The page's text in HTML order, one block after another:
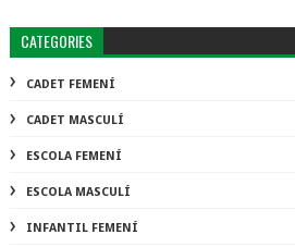
CATEGORIES
CADET FEMENÍ
CADET MASCULÍ
ESCOLA FEMENÍ
ESCOLA MASCULÍ
INFANTIL FEMENÍ